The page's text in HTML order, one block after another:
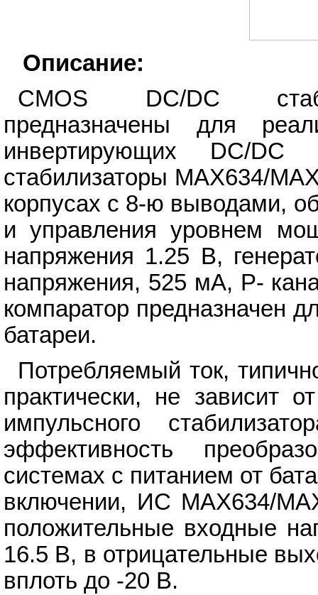
Описание:
CMOS DC/DC
предназначены для
инвертирующих DC/DC
стабилизаторы MAX634/
корпусах с 8-ю выводами,
и управления уровнем
напряжения 1.25 В,
напряжения, 525 мА, Р-
компаратор предназначен
батареи.
Потребляемый ток,
практически, не зависит
импульсного
эффективность
системах с питанием от
включении, ИС MAX634/
положительные входные
16.5 В, в отрицательные
вплоть до -20 В.